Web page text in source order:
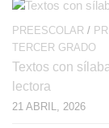
PREESCOLAR /
TERCER GRADO
Textos con
lectora
21 ABRIL, 2026